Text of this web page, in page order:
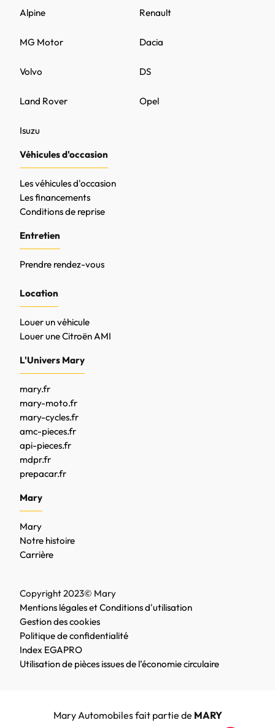
DS
MG Motor
Opel
Volvo
Renault
Land Rover
Dacia
Alpine
Isuzu
Véhicules d'occasion
Les véhicules d'occasion
Les financements
Conditions de reprise
Entretien
Prendre rendez-vous
Location
Louer un véhicule
Louer une Citroën AMI
L'Univers Mary
mary.fr
mary-moto.fr
mary-cycles.fr
amc-pieces.fr
api-pieces.fr
mdpr.fr
prepacar.fr
Mary
Mary
Notre histoire
Carrière
Copyright 2023© Mary
Mentions légales et Conditions d'utilisation
Gestion des cookies
Politique de confidentialité
Index EGAPRO
Utilisation de pièces issues de l’économie circulaire
Mary Automobiles fait partie de MARY